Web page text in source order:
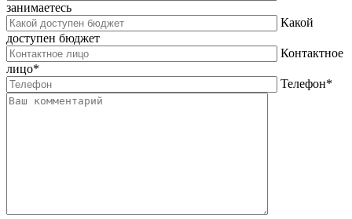
занимаетесь
Какой
доступен бюджет
Контактное
лицо*
Телефон*